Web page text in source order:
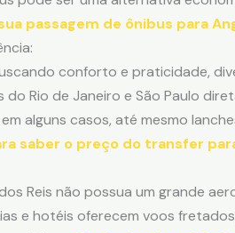
passagem de ônibus para
conforto e praticidade,
Rio de Janeiro e São Paulo
alguns casos, até mesmo
saber o preço do transfer
Reis não possua um grande
e hotéis oferecem voos